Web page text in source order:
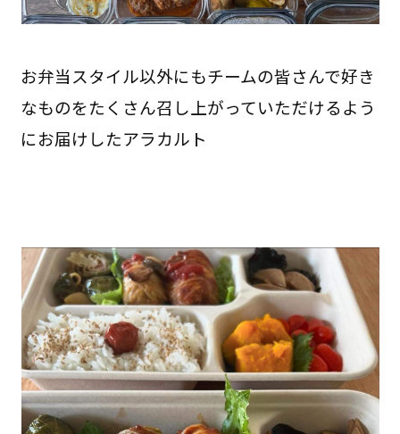
お弁当スタイル以外にもチームの皆さんで好き
なものをたくさん召し上がっていただけるよう
にお届けしたアラカルト